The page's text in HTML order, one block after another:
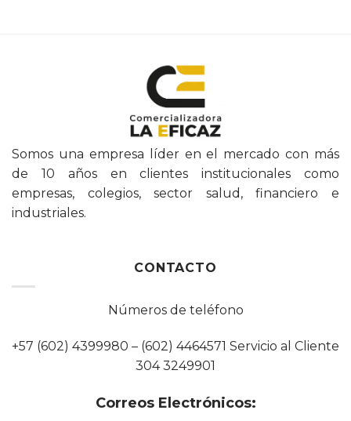
Somos una empresa líder en el mercado con más
de 10 años en clientes institucionales como
empresas, colegios, sector salud, financiero e
industriales.
CONTACTO
Números de teléfono
+57 (602) 4399980 – (602) 4464571 Servicio al Cliente
304 3249901
Correos Electrónicos: